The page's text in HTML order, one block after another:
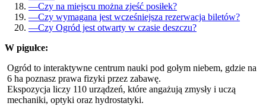
—Czy na miejscu można zjeść posiłek?
—Czy wymagana jest wcześniejsza rezerwacja biletów?
—Czy Ogród jest otwarty w czasie deszczu?
W pigułce:
Ogród to interaktywne centrum nauki pod gołym niebem, gdzie na
6 ha poznasz prawa fizyki przez zabawę.
Ekspozycja liczy 110 urządzeń, które angażują zmysły i uczą
mechaniki, optyki oraz hydrostatyki.